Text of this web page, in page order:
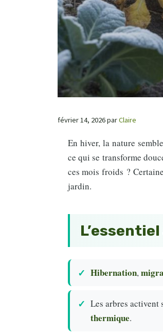
février 14, 2026parClaire
En hiver, la nature
ce qui se transforme
ces mois froids ?
jardin.
Hibernation,
Les arbres activent
thermique.